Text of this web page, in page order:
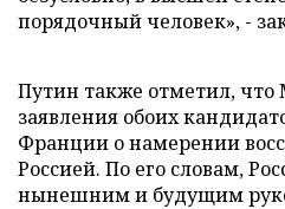
порядочный человек», -
Путин также отметил, что
заявления обоих
Франции о намерении
Россией. По его словам,
нынешним и будущим